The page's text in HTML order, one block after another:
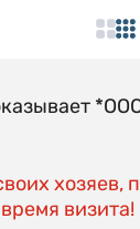
хозяев,
визита!